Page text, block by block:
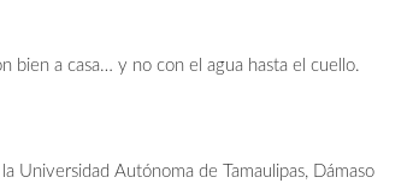
bien a casa… y no con el agua hasta el cuello.
Universidad Autónoma de Tamaulipas, Dámaso